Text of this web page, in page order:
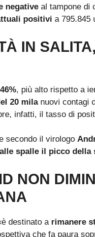
negative al tampone di
positivi a 795.845
IN
, più alto rispetto a
20 milanuovi contagi
infatti, il tasso di
secondo il virologo
spalle il picco della
NON
destinato a rimanere
che fa paura